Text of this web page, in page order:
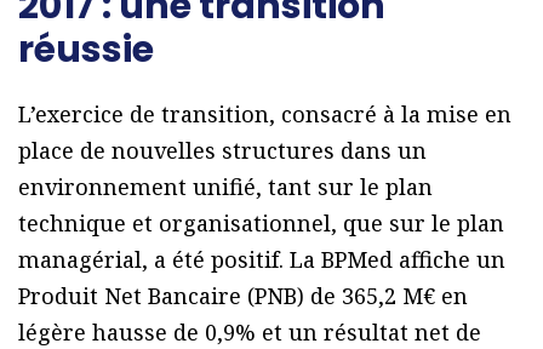
réussie
L’exercice de transition, consacré à la mise en
place de nouvelles structures dans un
environnement unifié, tant sur le plan
technique et organisationnel, que sur le plan
managérial, a été positif. La BPMed affiche un
Produit Net Bancaire (PNB) de 365,2 M€ en
légère hausse de 0,9% et un résultat net de